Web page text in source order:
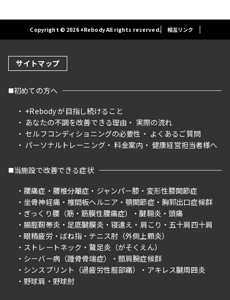
Copyright © 2026 +Rebody All rights reserved. 相互リンク
サイトマップ
初めての方へ
+Rebody が目指し続けること
あなたの不調を改善できる理由
実際の流れ
セルフコンディショニングの必要性
よくあるご質問
パーソナルトレーニング
料金案内 健康経営担当者様へ
当施設で改善できる症状
腰痛症
腰椎分離症 ジャンパー膝
変形性膝関節症
坐骨神経痛
椎間板ヘルニア 顎関節症
胸郭出口症候群
ぎっくり腰（筋・筋膜性腰痛症）
腱鞘炎
頭痛
腸脛靭帯炎
足底腱膜炎 寝違え 肩こり
五十肩四十肩
眼精疲労
ばね指
テニス肘（外側上顆炎）
ストレートネック
鵞足炎（がそくえん）
シーバー病（踵骨骨端症）
頚肩腕症候群
シンスプリント（過疲労性脛部痛）
アキレス腱周囲炎
野球肩
野球肘